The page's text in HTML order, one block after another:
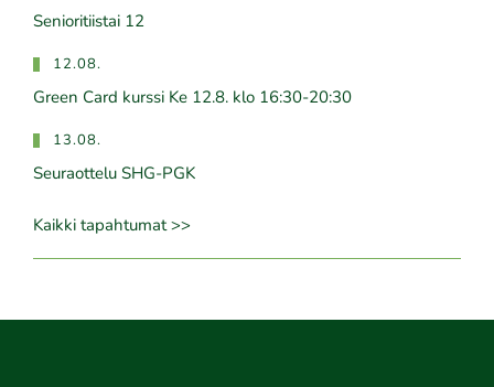
Senioritiistai 12
12.08.
Green Card kurssi Ke 12.8. klo 16:30-20:30
13.08.
Seuraottelu SHG-PGK
Kaikki tapahtumat >>